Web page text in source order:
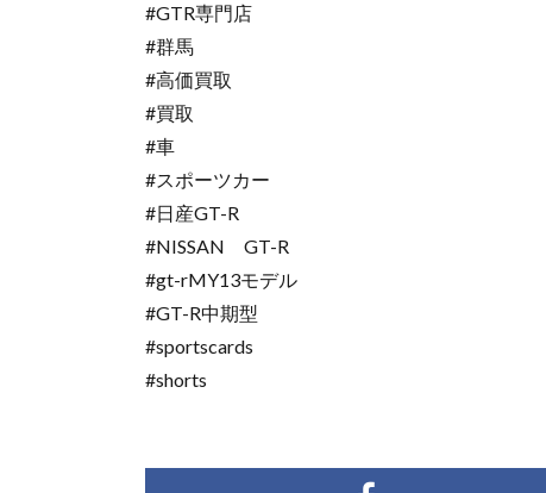
#GTR専門店
#群馬
#高価買取
#買取
#車
#スポーツカー
#日産GT-R
#NISSAN GT-R
#gt-rMY13モデル
#GT-R中期型
#sportscards
#shorts